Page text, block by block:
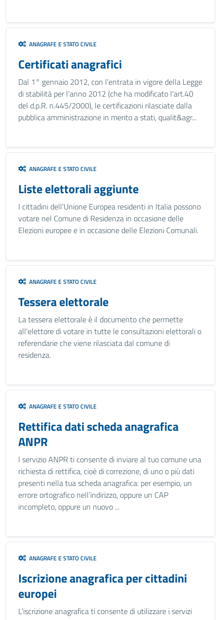
ANAGRAFE E STATO CIVILE
Certificati anagrafici
Dal 1° gennaio 2012, con l’entrata in vigore della Legge
di stabilità per l’anno 2012 (che ha modificato l'art.40
del d.p.R. n.445/2000), le certificazioni rilasciate dalla
pubblica amministrazione in merito a stati, qualit&agr...
ANAGRAFE E STATO CIVILE
Liste elettorali aggiunte
I cittadini dell'Unione Europea residenti in Italia possono
votare nel Comune di Residenza in occasione delle
Elezioni europee e in occasione delle Elezioni Comunali.
ANAGRAFE E STATO CIVILE
Tessera elettorale
La tessera elettorale è il documento che permette
all'elettore di votare in tutte le consultazioni elettorali o
referendarie che viene rilasciata dal comune di
residenza.
ANAGRAFE E STATO CIVILE
Rettifica dati scheda anagrafica
ANPR
l servizio ANPR ti consente di inviare al tuo comune una
richiesta di rettifica, cioè di correzione, di uno o più dati
presenti nella tua scheda anagrafica: per esempio, un
errore ortografico nell’indirizzo, oppure un CAP
incompleto, oppure un nuovo ...
ANAGRAFE E STATO CIVILE
Iscrizione anagrafica per cittadini
europei
L’iscrizione anagrafica ti consente di utilizzare i servizi